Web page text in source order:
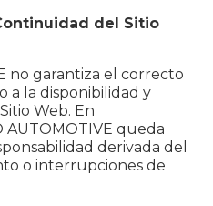
del Sitio
no garantiza el correcto
a la disponibilidad y
Web. En
AUTOMOTIVE queda
derivada del
o interrupciones de